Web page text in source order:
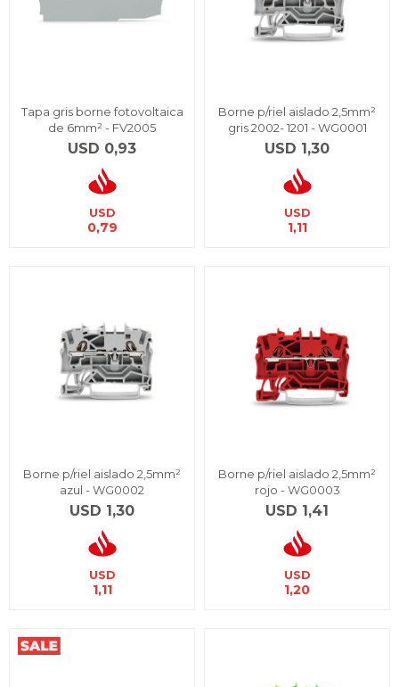
Tapa gris borne fotovoltaica
de 6mm² - FV2005
USD 0,93
USD
0,79
Borne p/riel aislado 2,5mm²
gris 2002- 1201 - WG0001
USD 1,30
USD
1,11
Borne p/riel aislado 2,5mm²
azul - WG0002
USD 1,30
USD
1,11
Borne p/riel aislado 2,5mm²
rojo - WG0003
USD 1,41
USD
1,20